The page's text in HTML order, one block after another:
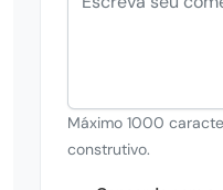
Máximo 1000
construtivo.